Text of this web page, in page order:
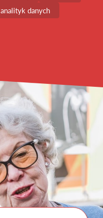
analityk danych